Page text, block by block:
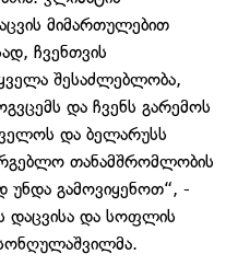
მიმართულებით
ჩვენთვის
შესაძლებლობა,
და ჩვენს გარემოს
და ბელარუსს
თანამშრომლობის
უნდა გამოვიყენოთ“, -
დაცვისა და სოფლის